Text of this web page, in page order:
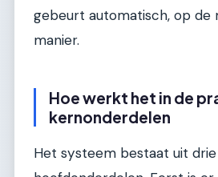
gebeurt automatisch, op de
manier.
Hoe werkt het in de
kernonderdelen
Het systeem bestaat uit drie